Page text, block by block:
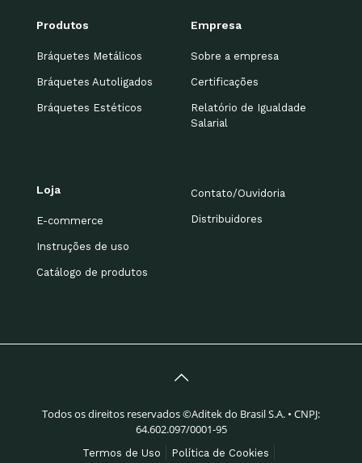
Produtos
Bráquetes Metálicos
Bráquetes Autoligados
Bráquetes Estéticos
Empresa
Sobre a empresa
Certificações
Relatório de Igualdade
Salarial
Loja
E-commerce
Instruções de uso
Catálogo de produtos
Contato/Ouvidoria
Distribuidores
Todos os direitos reservados ©Aditek do Brasil S.A. • CNPJ:
64.602.097/0001-95
Termos de Uso
Política de Cookies